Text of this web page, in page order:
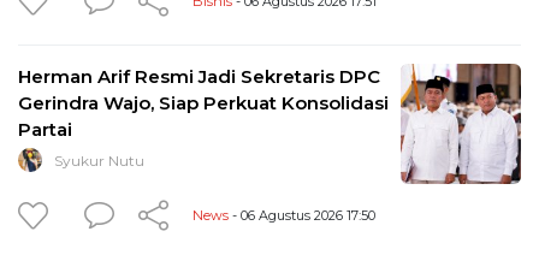
Herman Arif Resmi Jadi Sekretaris DPC
Gerindra Wajo, Siap Perkuat Konsolidasi
Partai
Syukur Nutu
News - 06 Agustus 2026 17:50